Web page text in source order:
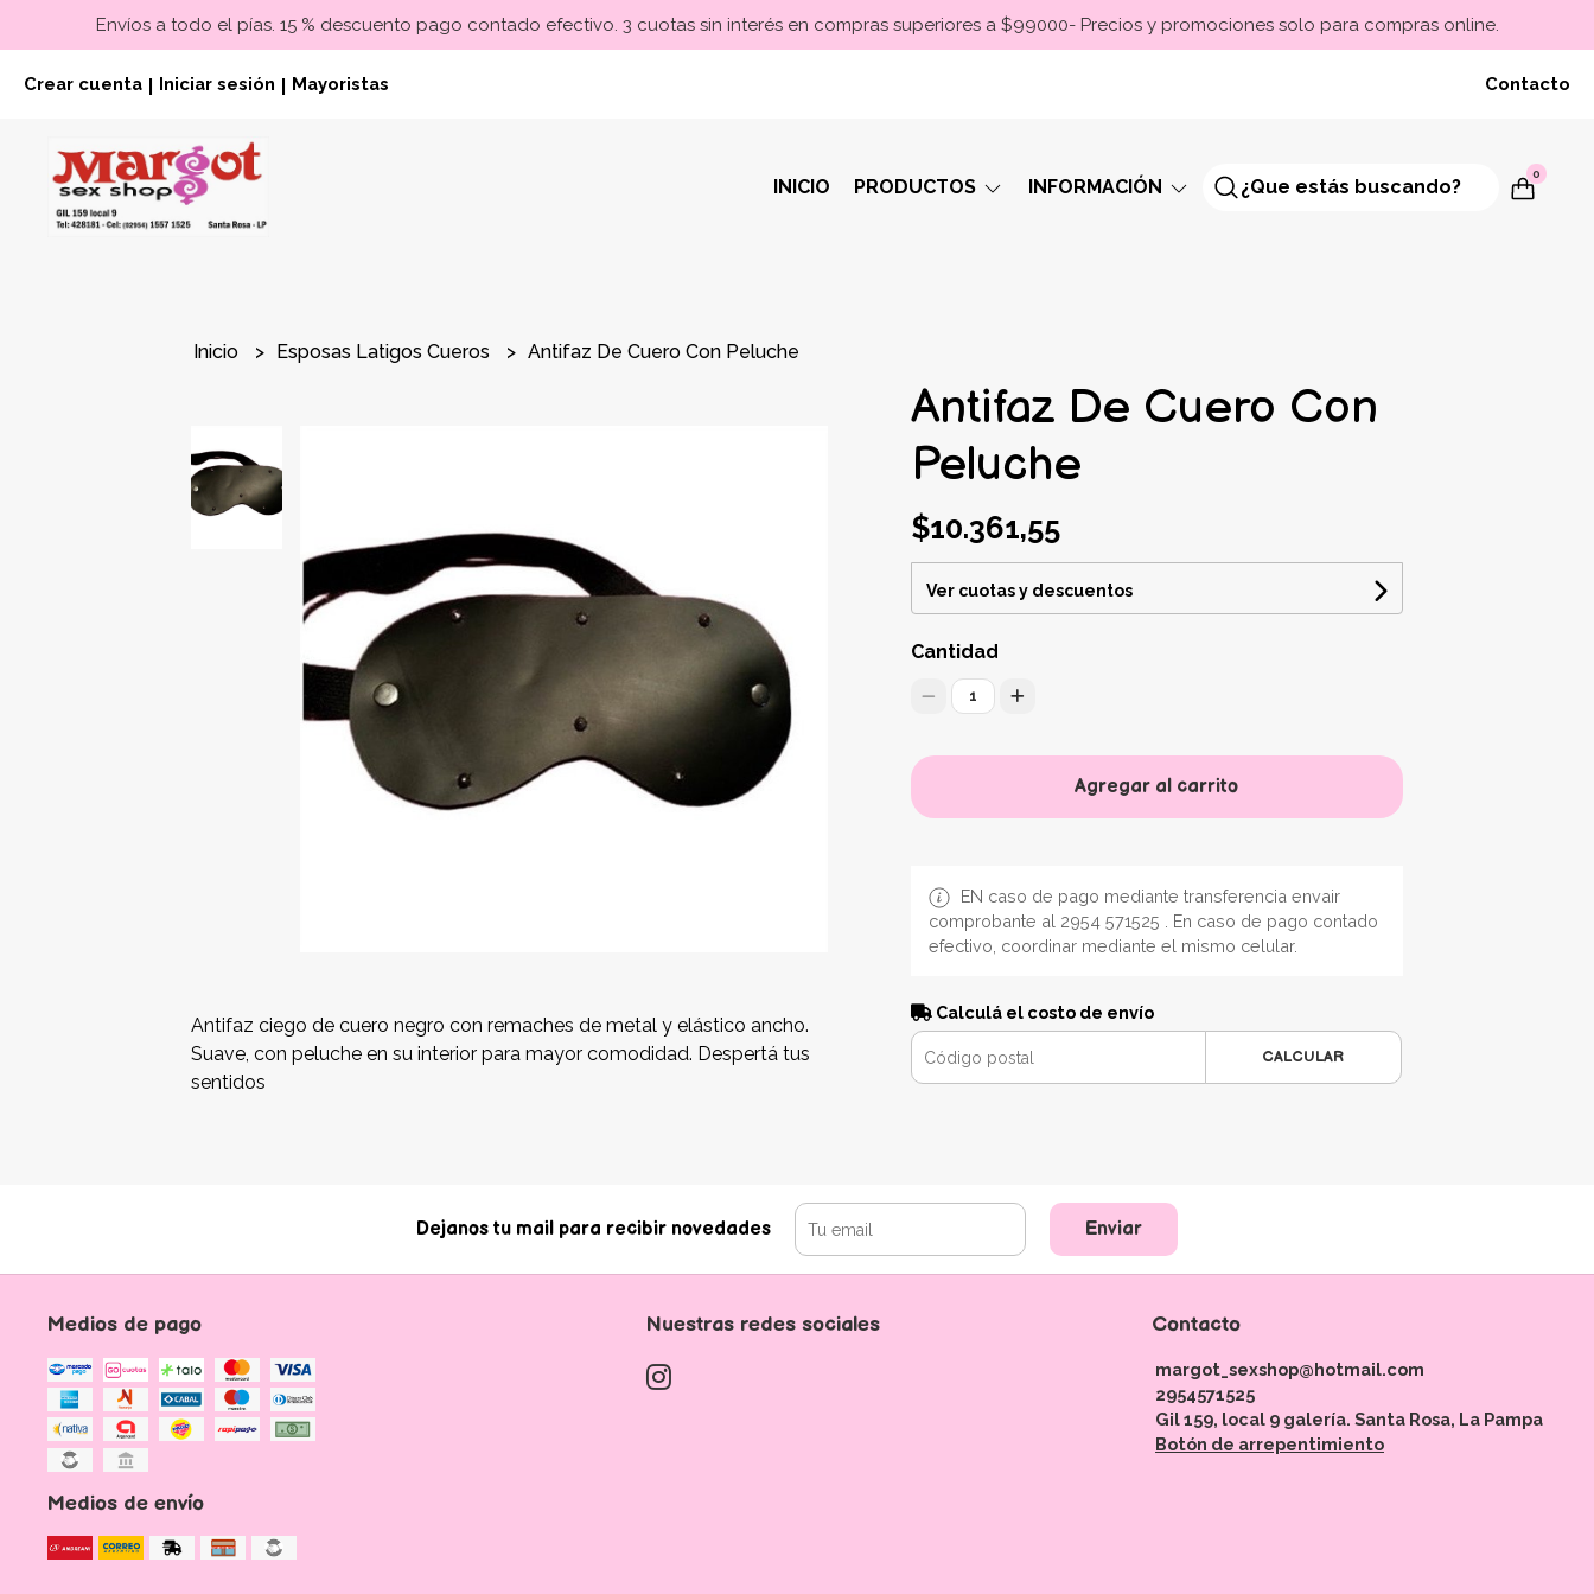
Envíos a todo el pías. 15 % descuento pago contado efectivo. 3 cuotas sin interés en compras superiores a $99000- Precios y promociones solo para compras online.
Crear cuenta Iniciar sesión Mayoristas Contacto
INICIO PRODUCTOS INFORMACIÓN
0
Inicio Esposas Latigos Cueros Antifaz De Cuero Con Peluche
Antifaz ciego de cuero negro con remaches de metal y elástico ancho.
Suave, con peluche en su interior para mayor comodidad. Despertá tus
sentidos
Antifaz De Cuero Con
Peluche
$10.361,55
Ver cuotas y descuentos
Cantidad
1
Agregar al carrito
EN caso de pago mediante transferencia envair
comprobante al 2954 571525 . En caso de pago contado
efectivo, coordinar mediante el mismo celular.
Calculá el costo de envío
CALCULAR
Dejanos tu mail para recibir novedades Enviar
Medios de pago
Medios de envío
Nuestras redes sociales Contacto
margot_sexshop@hotmail.com
2954571525
Gil 159, local 9 galería. Santa Rosa, La Pampa
Botón de arrepentimiento